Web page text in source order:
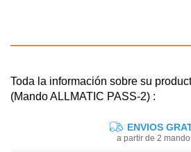
Toda la información sobre su
(Mando ALLMATIC PASS-2) :
ENVIOS
a partir de 2